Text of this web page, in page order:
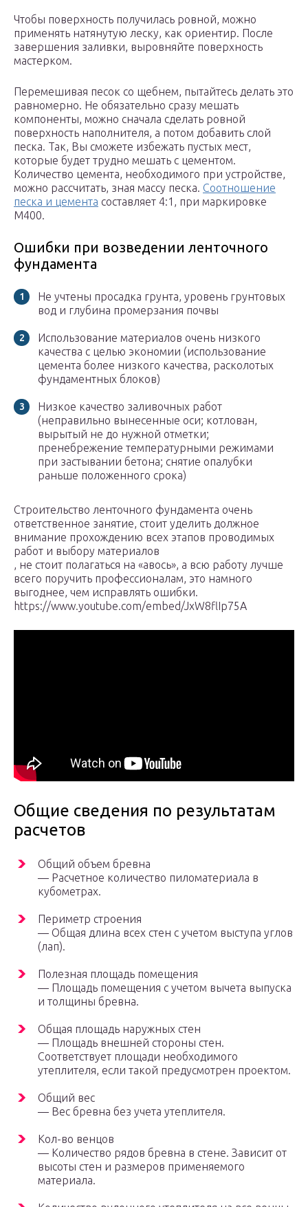
Чтобы поверхность получилась ровной, можно
применять натянутую леску, как ориентир. После
завершения заливки, выровняйте поверхность
мастерком.
Перемешивая песок со щебнем, пытайтесь делать это
равномерно. Не обязательно сразу мешать
компоненты, можно сначала сделать ровной
поверхность наполнителя, а потом добавить слой
песка. Так, Вы сможете избежать пустых мест,
которые будет трудно мешать с цементом.
Количество цемента, необходимого при устройстве,
можно рассчитать, зная массу песка. Соотношение
песка и цемента составляет 4:1, при маркировке
М400.
Ошибки при возведении ленточного
фундамента
Не учтены просадка грунта, уровень грунтовых
вод и глубина промерзания почвы
Использование материалов очень низкого
качества с целью экономии (использование
цемента более низкого качества, расколотых
фундаментных блоков)
Низкое качество заливочных работ
(неправильно вынесенные оси; котлован,
вырытый не до нужной отметки;
пренебрежение температурными режимами
при застывании бетона; снятие опалубки
раньше положенного срока)
Строительство ленточного фундамента очень
ответственное занятие, стоит уделить должное
внимание прохождению всех этапов проводимых
работ и выбору материалов
, не стоит полагаться на «авось», а всю работу лучше
всего поручить профессионалам, это намного
выгоднее, чем исправлять ошибки.
https://www.youtube.com/embed/JxW8flIp75A
Общие сведения по результатам
расчетов
Общий объем бревна
— Расчетное количество пиломатериала в
кубометрах.
Периметр строения
— Общая длина всех стен с учетом выступа углов
(лап).
Полезная площадь помещения
— Площадь помещения с учетом вычета выпуска
и толщины бревна.
Общая площадь наружных стен
— Площадь внешней стороны стен.
Соответствует площади необходимого
утеплителя, если такой предусмотрен проектом.
Общий вес
— Вес бревна без учета утеплителя.
Кол-во венцов
— Количество рядов бревна в стене. Зависит от
высоты стен и размеров применяемого
материала.